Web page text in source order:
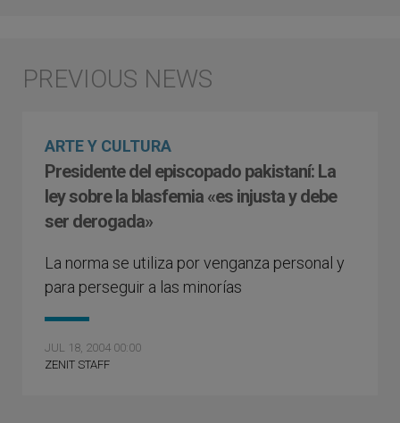
ARTE Y CULTURA
Presidente del episcopado pakistaní: La
ley sobre la blasfemia «es injusta y debe
ser derogada»
La norma se utiliza por venganza personal y
para perseguir a las minorías
JUL 18, 2004 00:00
ZENIT STAFF